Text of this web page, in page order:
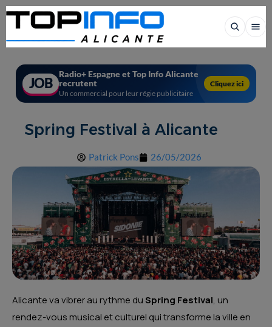
JOB
Radio+ Espagne et Top Info Alicante
recrutent
Un commercial pour leur régie publicitaire
Cliquez ici
Spring Festival à Alicante
Patrick Pons 26/05/2026
Alicante va vibrer au rythme duSpring Festival, un
rendez-vous musical et culturel qui transforme la ville en